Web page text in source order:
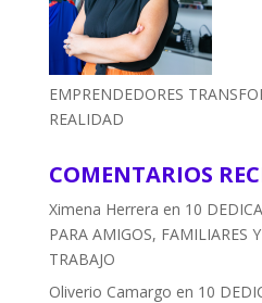
EMPRENDEDORES
REALIDAD
COMENTARIOS
Ximena Herrera en 10
PARA AMIGOS, FAMILIARES
TRABAJO
Oliverio Camargo en 10